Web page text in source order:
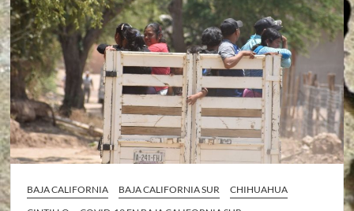
BAJA CALIFORNIA BAJA CALIFORNIA SUR
CHIHUAHUA